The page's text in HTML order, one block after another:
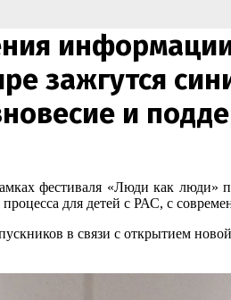
зажгутся
и
фестиваля «Люди как
для детей с РАС, с
в связи с открытием